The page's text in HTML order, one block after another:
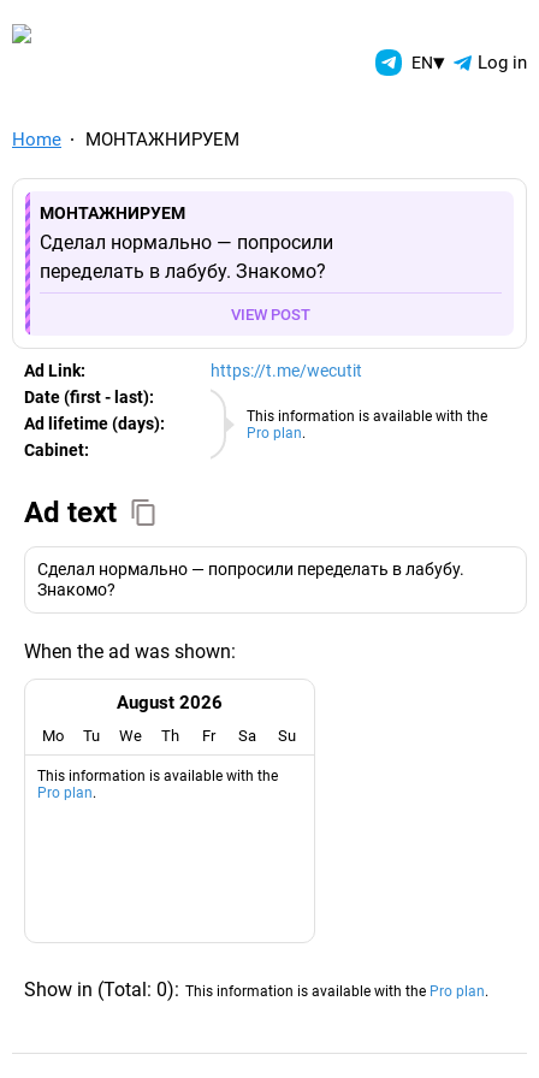
TelegramAds.com — EN▾ Log in
Home МОНТАЖНИРУЕМ
МОНТАЖНИРУЕМ
Сделал нормально — попросили
переделать в лабубу. Знакомо?
VIEW POST
Ad Link: https://t.me/wecutit
This information is available with the
Pro plan.
Date (first - last):
07.08.2026
Ad lifetime (days):
Cabinet:
EURO
Ad text
Сделал нормально — попросили переделать в лабубу.
Знакомо?
When the ad was shown:
August 2026
Mo Tu We Th Fr Sa Su
This information is available with the
Pro plan.
Show in (Total: 0): This information is available with the Pro plan.